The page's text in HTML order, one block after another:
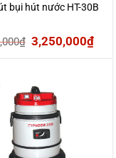
bụi hút nước HT-30B
₫ Giá
gốc
3,650,000₫.
3,250,000₫Giá